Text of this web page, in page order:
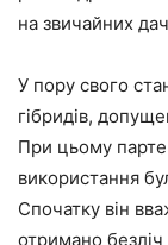
на звичайних
У пору свого
гібридів,
При цьому
використання
Спочатку він
отримано безліч